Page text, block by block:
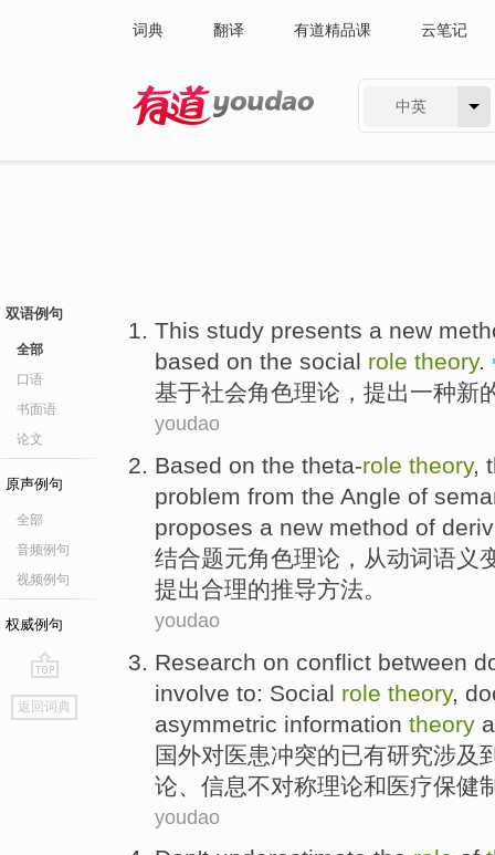
词典 翻译 有道精品课 云笔记
中英
双语例句
全部
口语
书面语
论文
原声例句
全部
音频例句
视频例句
权威例句
go
top
返回词典
This study presents a new
based on the social role theory.
基于社会角色理论 ， 提出一种新
youdao
Based on the theta-role theory,
problem from the Angle of
proposes a new method of
结合题元角色理论 ， 从动词语义
提出合理的推导方法。
youdao
Research on conflict between
involve to: Social role theory,
asymmetric information theory
国外对医患冲突的已有研究涉及
论、 信息不对称理论和 医疗保健
youdao